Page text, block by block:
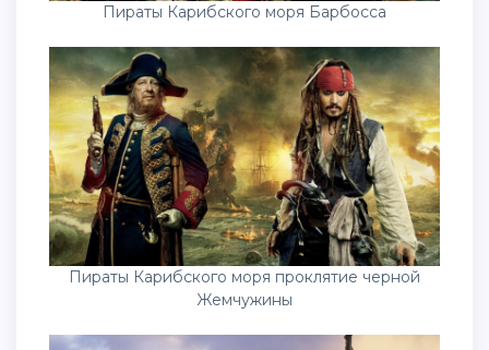
Пираты Карибского моря Барбосса
Пираты Карибского моря проклятие черной
Жемчужины